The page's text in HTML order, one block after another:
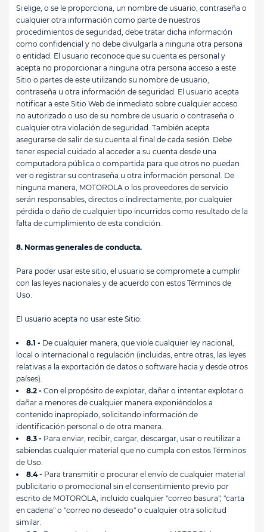
Si elige, o se le proporciona, un nombre de usuario, contraseña o
cualquier otra información como parte de nuestros
procedimientos de seguridad, debe tratar dicha información
como confidencial y no debe divulgarla a ninguna otra persona
o entidad. El usuario reconoce que su cuenta es personal y
acepta no proporcionar a ninguna otra persona acceso a este
Sitio o partes de este utilizando su nombre de usuario,
contraseña u otra información de seguridad. El usuario acepta
notificar a este Sitio Web de inmediato sobre cualquier acceso
no autorizado o uso de su nombre de usuario o contraseña o
cualquier otra violación de seguridad. También acepta
asegurarse de salir de su cuenta al final de cada sesión. Debe
tener especial cuidado al acceder a su cuenta desde una
computadora pública o compartida para que otros no puedan
ver o registrar su contraseña u otra información personal. De
ninguna manera, MOTOROLA o los proveedores de servicio
serán responsables, directos o indirectamente, por cualquier
pérdida o daño de cualquier tipo incurridos como resultado de la
falta de cumplimiento de esta condición.
8. Normas generales de conducta.
Para poder usar este sitio, el usuario se compromete a cumplir
con las leyes nacionales y de acuerdo con estos Términos de
Uso.
El usuario acepta no usar este Sitio:
8.1 - De cualquier manera, que viole cualquier ley nacional,
local o internacional o regulación (incluidas, entre otras, las leyes
relativas a la exportación de datos o software hacia y desde otros
países).
8.2 - Con el propósito de explotar, dañar o intentar explotar o
dañar a menores de cualquier manera exponiéndolos a
contenido inapropiado, solicitando información de
identificación personal o de otra manera.
8.3 - Para enviar, recibir, cargar, descargar, usar o reutilizar a
sabiendas cualquier material que no cumpla con estos Términos
de Uso.
8.4 - Para transmitir o procurar el envío de cualquier material
publicitario o promocional sin el consentimiento previo por
escrito de MOTOROLA, incluido cualquier "correo basura", "carta
en cadena" o "correo no deseado" o cualquier otra solicitud
similar.